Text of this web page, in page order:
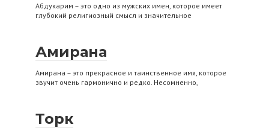
Абдукарим – это одно из мужских имен, которое имеет
глубокий религиозный смысл и значительное
Амирана
Амирана – это прекрасное и таинственное имя, которое
звучит очень гармонично и редко. Несомненно,
Торк